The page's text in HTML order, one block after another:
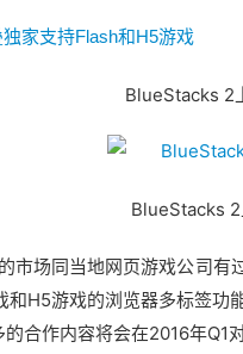
BlueStacks 2
BlueStacks 2
市场同当地网页游戏公司
和H5游戏的浏览器多标签
合作内容将会在2016年